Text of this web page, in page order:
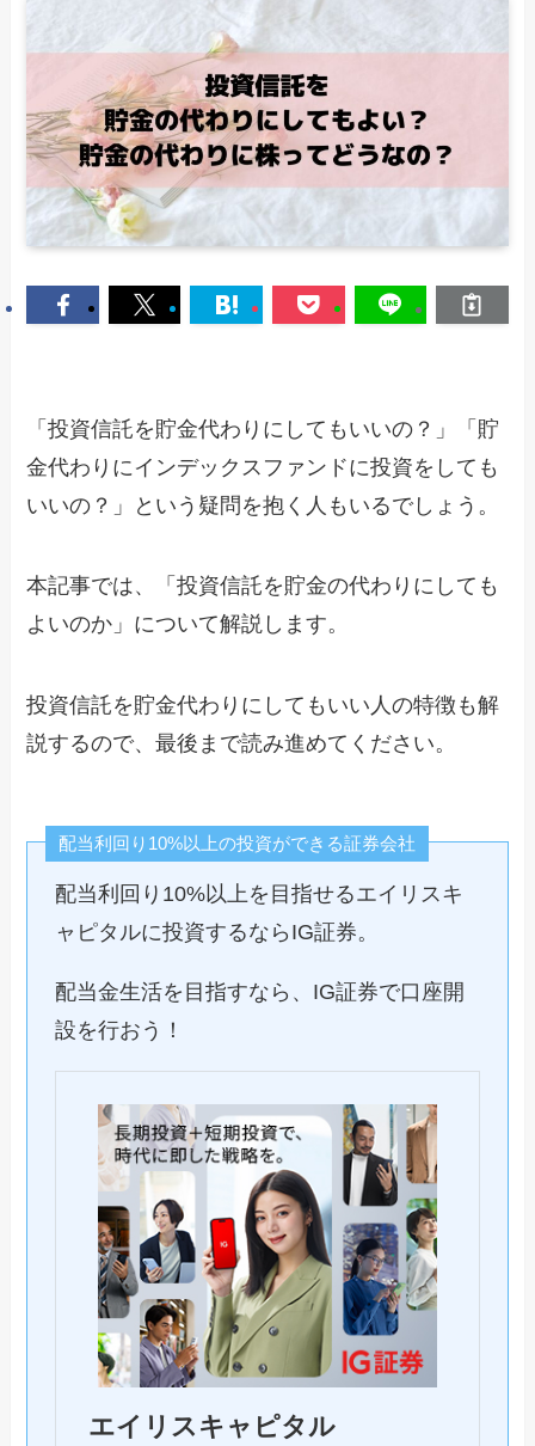
「投資信託を貯金代わりにしてもいいの？」「貯
金代わりにインデックスファンドに投資をしても
いいの？」という疑問を抱く人もいるでしょう。
本記事では、「投資信託を貯金の代わりにしても
よいのか」について解説します。
投資信託を貯金代わりにしてもいい人の特徴も解
説するので、最後まで読み進めてください。
配当利回り10%以上の投資ができる証券会社
配当利回り10%以上を目指せるエイリスキ
ャピタルに投資するならIG証券。
配当金生活を目指すなら、IG証券で口座開
設を行おう！
エイリスキャピタル